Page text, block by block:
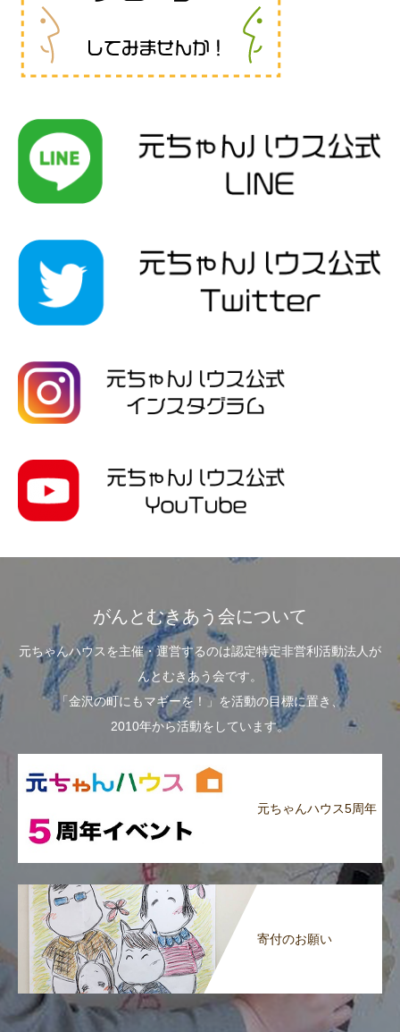
がんとむきあう会について
元ちゃんハウスを主催・運営するのは認定特定非営利活動法人が
んとむきあう会です。
「金沢の町にもマギーを！」を活動の目標に置き、
2010年から活動をしています。
元ちゃんハウス5周年
寄付のお願い